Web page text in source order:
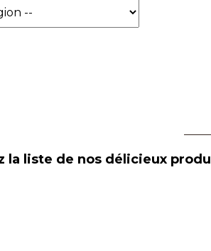
la liste de nos délicieux